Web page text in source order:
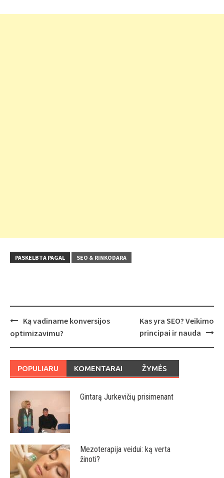
PASKELBTA PAGAL SEO & RINKODARA
Post
navigation
Ką vadiname konversijos
optimizavimu?
Kas yra SEO? Veikimo
principai ir nauda
POPULIARU KOMENTARAI ŽYMĖS
Gintarą Jurkevičių prisimenant
Mezoterapija veidui: ką verta
žinoti?